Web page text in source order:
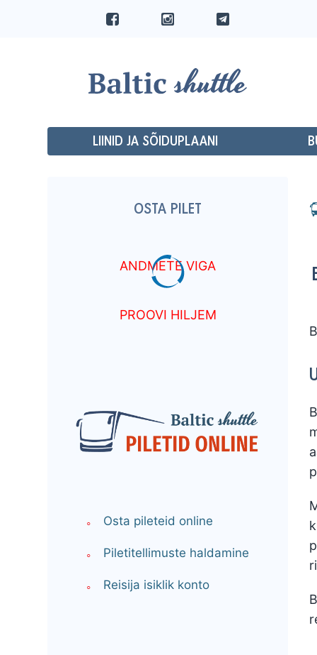
LIINID JA SÕIDUPLAANI
OSTA PILET
ANDMETE VIGA
PROOVI HILJEM
Osta pileteid online
Piletitellimuste haldamine
Reisija isiklik konto